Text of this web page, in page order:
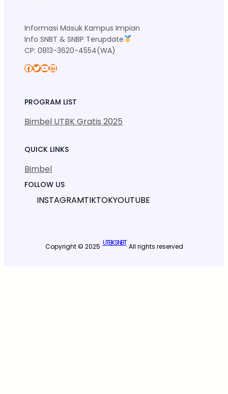
Informasi Masuk Kampus Impian
Info SNBT & SNBP Terupdate
CP: 0813-3620-4554(WA)
Facebook Twitter YouTube LinkedIn
PROGRAM LIST
Bimbel UTBK Gratis 2025
QUICK LINKS
Bimbel
FOLLOW US
INSTAGRAMTIKTOKYOUTUBE
Copyright © 2025 ·UTBK SNBT· All rights reserved